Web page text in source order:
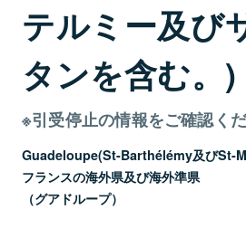
テルミー及び
タンを含む。)
※引受停止の情報をご確認くだ
Guadeloupe(St-Barthélémy及びSt-
フランスの海外県及び海外準県
（グアドループ）